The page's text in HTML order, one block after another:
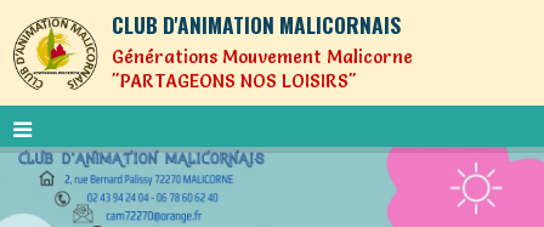
CLUB D'ANIMATION MALICORNAIS
Générations Mouvement Malicorne
"PARTAGEONS NOS LOISIRS"